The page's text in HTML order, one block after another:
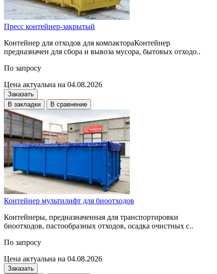
Пресс контейнер-закрытый
Контейнер для отходов для компактораКонтейнер
предназначен для сбора и вывоза мусора, бытовых отходо..
По запросу
Цена актуальна на 04.08.2026
Заказать
В закладки
В сравнение
Контейнер мультилифт для биоотходов
Контейнеры, предназначенная для транспортировки
биоотходов, пастообразных отходов, осадка очистных с..
По запросу
Цена актуальна на 04.08.2026
Заказать